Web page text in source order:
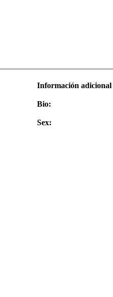
Información adicional
Bio:
Sex: